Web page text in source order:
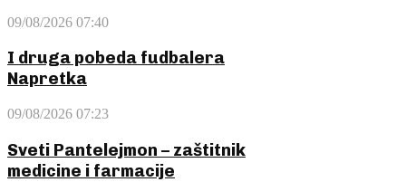
09/08/2026 07:40
I druga pobeda fudbalera
Napretka
09/08/2026 07:23
Sveti Pantelejmon – zaštitnik
medicine i farmacije